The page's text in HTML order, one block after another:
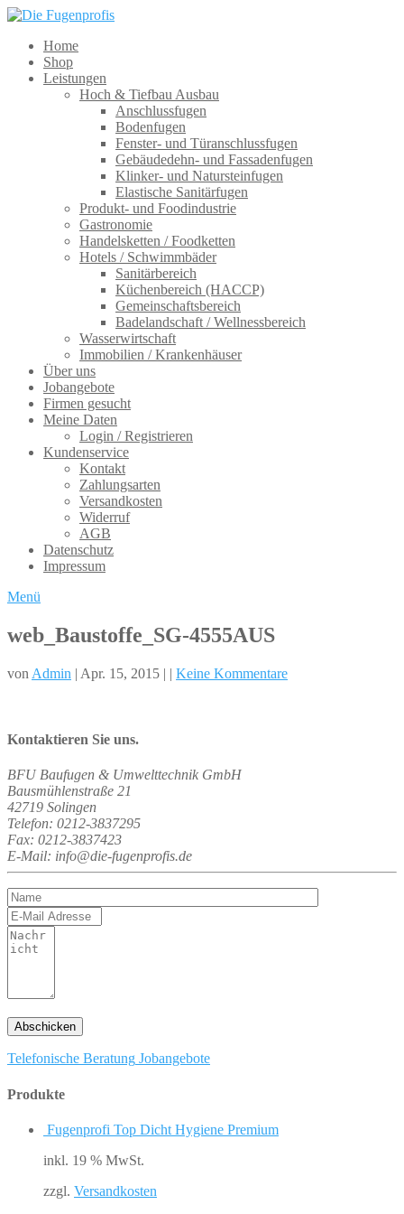
Home
Shop
Leistungen
Hoch & Tiefbau Ausbau
Anschlussfugen
Bodenfugen
Fenster- und Türanschlussfugen
Gebäudedehn- und Fassadenfugen
Klinker- und Natursteinfugen
Elastische Sanitärfugen
Produkt- und Foodindustrie
Gastronomie
Handelsketten / Foodketten
Hotels / Schwimmbäder
Sanitärbereich
Küchenbereich (HACCP)
Gemeinschaftsbereich
Badelandschaft / Wellnessbereich
Wasserwirtschaft
Immobilien / Krankenhäuser
Über uns
Jobangebote
Firmen gesucht
Meine Daten
Login / Registrieren
Kundenservice
Kontakt
Zahlungsarten
Versandkosten
Widerruf
AGB
Datenschutz
Impressum
Menü
web_Baustoffe_SG-4555AUS
von Admin | Apr. 15, 2015 | | Keine Kommentare
Kontaktieren Sie uns.
BFU Baufugen & Umwelttechnik GmbH
Bausmühlenstraße 21
42719 Solingen
Telefon: 0212-3837295
Fax: 0212-3837423
E-Mail: info@die-fugenprofis.de
Telefonische Beratung Jobangebote
Produkte
Fugenprofi Top Dicht Hygiene Premium
inkl. 19 % MwSt.
zzgl. Versandkosten